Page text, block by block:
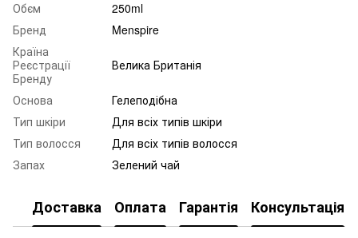
Обєм
250ml
Бренд
Menspire
Країна
Реєстрації
Бренду
Велика Британія
Основа
Гелеподібна
Тип шкіри
Для всіх типів шкіри
Тип волосся
Для всіх типів волосся
Запах
Зелений чай
Доставка Оплата Гарантія Консультація